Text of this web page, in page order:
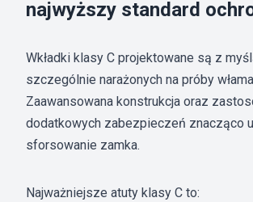
najwyższy standard
Wkładki klasy C projektowane są z
szczególnie narażonych na próby
Zaawansowana konstrukcja oraz
dodatkowych zabezpieczeń znacząco
sforsowanie zamka.
Najważniejsze atuty klasy C to: